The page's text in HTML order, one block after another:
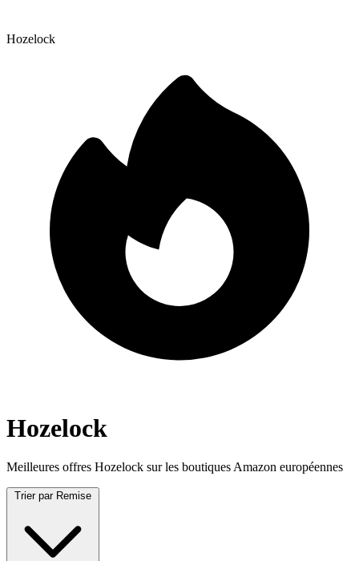
Hozelock
Hozelock
Meilleures offres Hozelock sur les boutiques Amazon européennes
Trier par Remise